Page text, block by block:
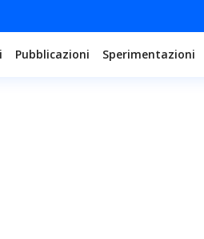
Pubblicazioni Sperimentazioni